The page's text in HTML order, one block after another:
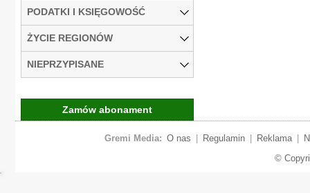
PODATKI I KSIĘGOWOŚĆ
ŻYCIE REGIONÓW
NIEPRZYPISANE
Zamów abonament
Gremi Media: O nas Regulamin Reklama
©